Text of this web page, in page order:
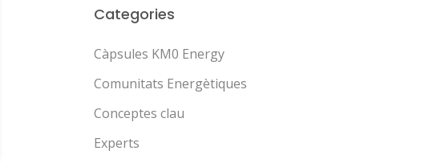
Categories
Càpsules KM0 Energy
Comunitats Energètiques
Conceptes clau
Experts